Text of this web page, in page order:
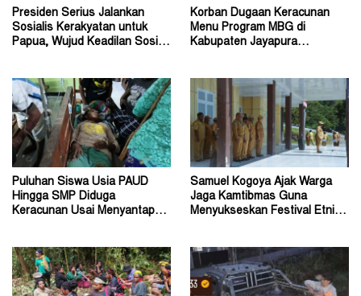
Presiden Serius Jalankan
Sosialis Kerakyatan untuk
Papua, Wujud Keadilan Sosial
Korban Dugaan Keracunan
Menu Program MBG di
Kabupaten Jayapura
Puluhan Siswa Usia PAUD
Hingga SMP Diduga
Keracunan Usai Menyantap
Samuel Kogoya Ajak Warga
Jaga Kamtibmas Guna
Menyukseskan Festival Etnik